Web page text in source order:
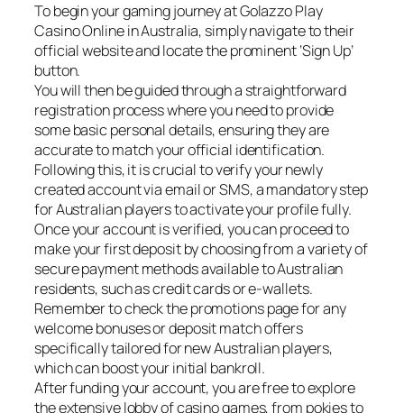
To begin your gaming journey at Golazzo Play
Casino Online in Australia, simply navigate to their
official website and locate the prominent ‘Sign Up’
button.
You will then be guided through a straightforward
registration process where you need to provide
some basic personal details, ensuring they are
accurate to match your official identification.
Following this, it is crucial to verify your newly
created account via email or SMS, a mandatory step
for Australian players to activate your profile fully.
Once your account is verified, you can proceed to
make your first deposit by choosing from a variety of
secure payment methods available to Australian
residents, such as credit cards or e-wallets.
Remember to check the promotions page for any
welcome bonuses or deposit match offers
specifically tailored for new Australian players,
which can boost your initial bankroll.
After funding your account, you are free to explore
the extensive lobby of casino games, from pokies to